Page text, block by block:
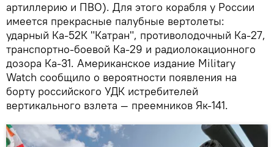
артиллерию и ПВО). Для этого корабля у России
имеется прекрасные палубные вертолеты:
ударный Ка-52К "Катран", противолодочный Ка-27,
транспортно-боевой Ка-29 и радиолокационного
дозора Ка-31. Американское издание Military
Watch сообщило о вероятности появления на
борту российского УДК истребителей
вертикального взлета — преемников Як-141.